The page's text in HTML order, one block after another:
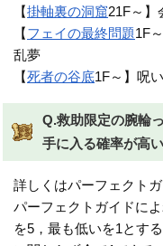
【掛軸裏の洞窟21F～】
【フェイの最終問題1F
乱夢
【死者の谷底1F～】呪
Q.救助限定の腕輪
手に入る確率が高
詳しくはパーフェクトガ
パーフェクトガイドに
を5，最も低いを1とす